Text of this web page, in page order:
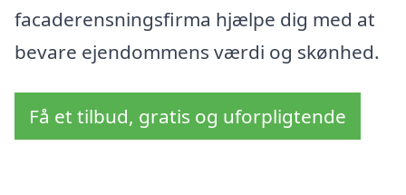
facaderensningsfirma hjælpe dig med at
bevare ejendommens værdi og skønhed.
Få et tilbud, gratis og uforpligtende